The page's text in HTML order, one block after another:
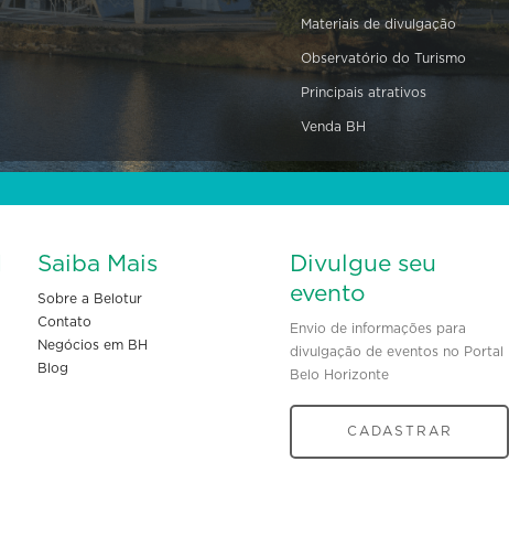
Materiais de divulgação
Observatório do Turismo
Principais atrativos
Venda BH
Saiba Mais
Sobre a Belotur
Contato
Negócios em BH
Blog
Divulgue seu
evento
Envio de informações para
divulgação de eventos no Portal
Belo Horizonte
CADASTRAR